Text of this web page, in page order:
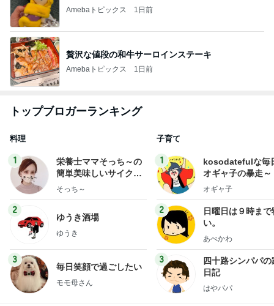
Amebaトピックス 1日前
贅沢な値段の和牛サーロインステーキ
Amebaトピックス 1日前
トップブロガーランキング
料理
1
栄養士ママそっち～の
簡単美味しいサイクル
献立
そっち～
2
ゆうき酒場
ゆうき
3
毎日笑顔で過ごしたい
モモ母さん
子育て
1
kosodatefulな毎
オギャ子の暴走～
オギャ子
2
日曜日は９時まで
い。
あべかわ
3
四十路シンパパの
日記
はやパパ